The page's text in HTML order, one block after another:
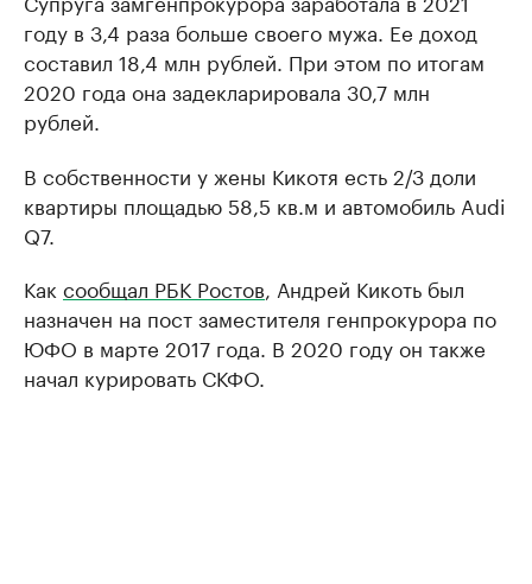
году в 3,4 раза больше своего мужа. Ее доход
составил 18,4 млн рублей. При этом по итогам
2020 года она задекларировала 30,7 млн
рублей.
В собственности у жены Кикотя есть 2/3 доли
квартиры площадью 58,5 кв.м и автомобиль Audi
Q7.
Как сообщал РБК Ростов , Андрей Кикоть был
назначен на пост заместителя генпрокурора по
ЮФО в марте 2017 года. В 2020 году он также
начал курировать СКФО.